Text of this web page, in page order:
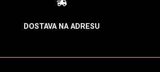
DOSTAVA NA ADRESU